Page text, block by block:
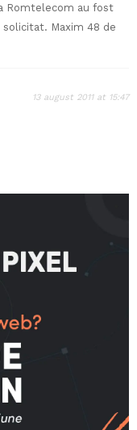
Romtelecom au fost
Maxim 48 de
13 august 2011 at 15:47